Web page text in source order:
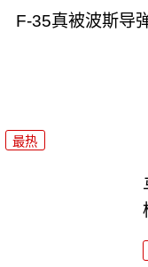
F-35真被波斯导
最热